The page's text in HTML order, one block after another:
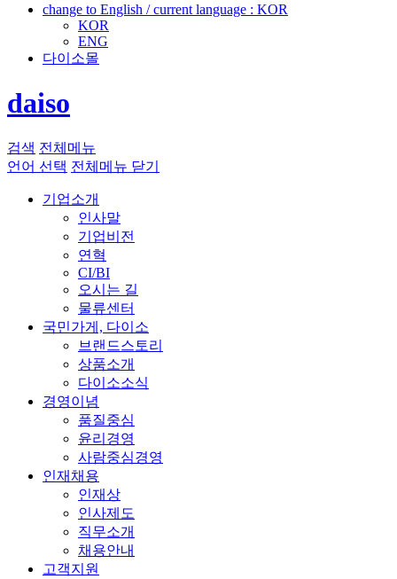
change to English / current language : KOR
KOR
ENG
다이소몰
daiso
검색 전체메뉴
언어 선택 전체메뉴 닫기
기업소개
인사말
기업비전
연혁
CI/BI
오시는 길
물류센터
국민가게, 다이소
브랜드스토리
상품소개
다이소소식
경영이념
품질중심
윤리경영
사람중심경영
인재채용
인재상
인사제도
직무소개
채용안내
고객지원